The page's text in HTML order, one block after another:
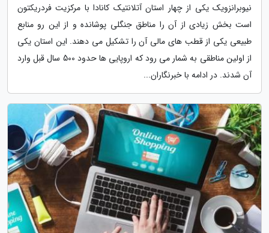
نیوبرانزویک یکی از چهار استان آتلانتیک کانادا با مرکزیت فردریکتون
است بخش زیادی از آن را مناطق جنگلی پوشانده و از این رو منابع
طبیعی یکی از قطب های مالی آن را تشکیل می دهند. این استان یکی
از اولین مناطقی به شمار می رود که اروپایی ها حدود 500 سال قبل وارد
آن شدند. در ادامه با خبرنگاران...